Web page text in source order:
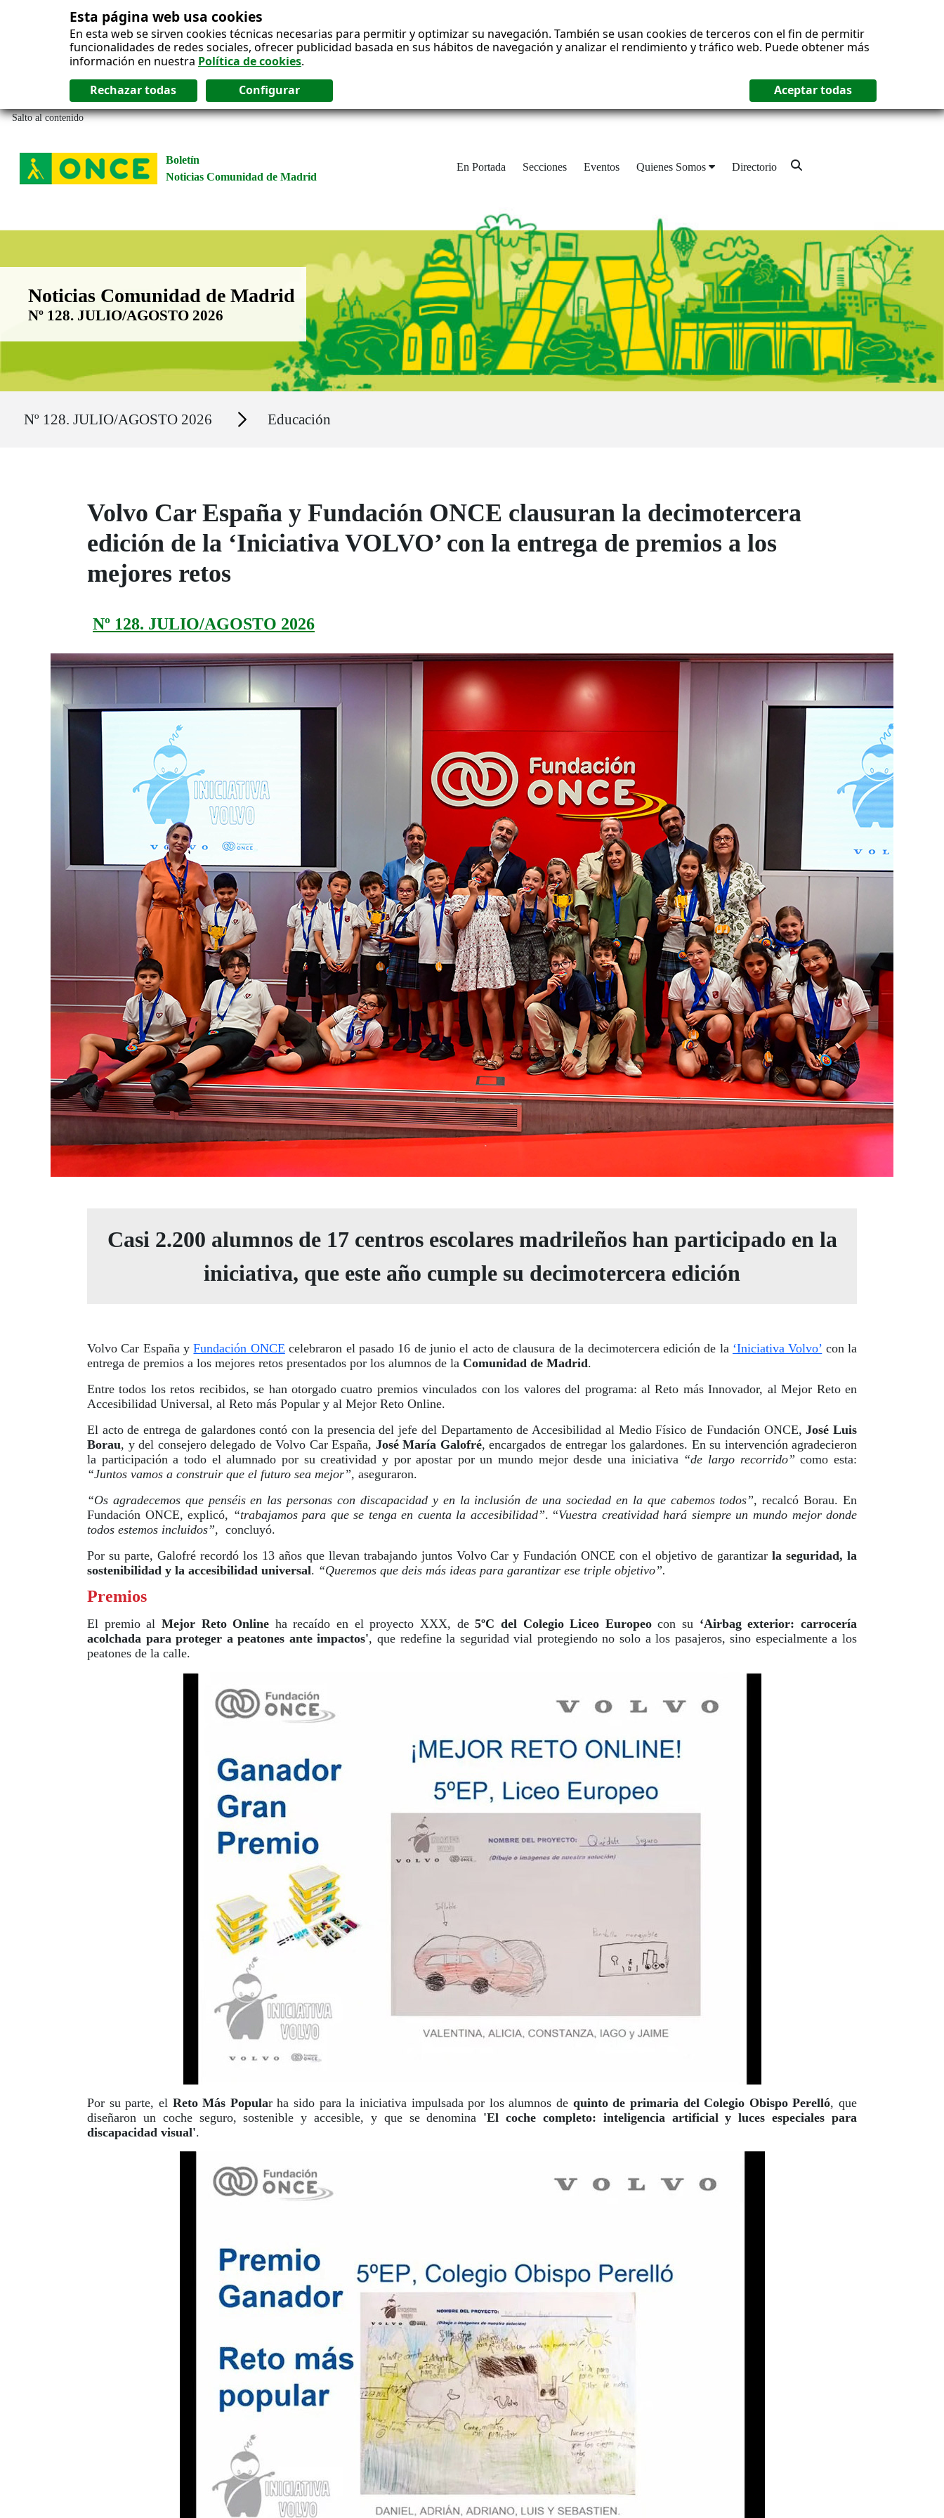
Esta página web usa cookies
En esta web se sirven cookies técnicas necesarias para permitir y optimizar su navegación. También se usan cookies de terceros con el fin de permitir
funcionalidades de redes sociales, ofrecer publicidad basada en sus hábitos de navegación y analizar el rendimiento y tráfico web. Puede obtener más
información en nuestra Política de cookies.
Salto al contenido
Boletín
Noticias Comunidad de Madrid
En Portada Secciones Eventos Quienes Somos Directorio
Boletín Noticias Comunidad de Madrid
Noticias Comunidad de Madrid
Nº 128. JULIO/AGOSTO 2026
Nº 128. JULIO/AGOSTO 2026 Secciones Educación
Volvo Car España y Fundación ONCE clausuran la decimotercera
edición de la ‘Iniciativa VOLVO’ con la entrega de premios a los
mejores retos
Nº 128. JULIO/AGOSTO 2026
Casi 2.200 alumnos de 17 centros escolares madrileños han participado en la
iniciativa, que este año cumple su decimotercera edición
Volvo Car España yFundación ONCE celebraron el pasado 16 de junio el acto de clausura de la decimotercera edición de la ‘Iniciativa Volvo’ con la
entrega de premios a los mejores retos presentados por los alumnos de la Comunidad de Madrid.
Entre todos los retos recibidos, se han otorgado cuatro premios vinculados con los valores del programa: al Reto más Innovador, al Mejor Reto en
Accesibilidad Universal, al Reto más Popular y al Mejor Reto Online.
El acto de entrega de galardones contó con la presencia del jefe del Departamento de Accesibilidad al Medio Físico de Fundación ONCE,José Luis
Borau, y del consejero delegado de Volvo Car España, José María Galofré, encargados de entregar los galardones. En su intervención agradecieron
la participación a todo el alumnado por su creatividad y por apostar por un mundo mejor desde una iniciativa “de largo recorrido” como esta:
“Juntos vamos a construir que el futuro sea mejor”, aseguraron.
“Os agradecemos que penséis en las personas con discapacidad y en la inclusión de una sociedad en la que cabemos todos”, recalcó Borau. En
Fundación ONCE, explicó, “trabajamos para que se tenga en cuenta la accesibilidad”. “Vuestra creatividad hará siempre un mundo mejor donde
todos estemos incluidos”, concluyó.
Por su parte, Galofré recordó los 13 años que llevan trabajando juntos Volvo Car y Fundación ONCE con el objetivo de garantizarla seguridad, la
sostenibilidad y la accesibilidad universal. “Queremos que deis más ideas para garantizar ese triple objetivo”.
Premios
El premio al Mejor Reto Online ha recaído en el proyecto XXX, de5ºC del Colegio Liceo Europeocon su ‘Airbag exterior: carrocería
acolchada para proteger a peatones ante impactos', que redefine la seguridad vial protegiendo no solo a los pasajeros, sino especialmente a los
peatones de la calle.
Por su parte, el Reto Más Popular ha sido para la iniciativa impulsada por los alumnos de quinto de primaria del Colegio Obispo Perelló, que
diseñaron un coche seguro, sostenible y accesible, y que se denomina 'El coche completo: inteligencia artificial y luces especiales para
discapacidad visual'.